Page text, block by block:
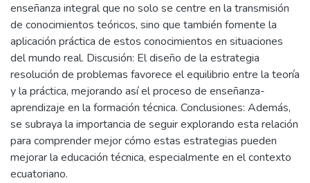
enseñanza integral que no solo se centre en la transmisión
de conocimientos teóricos, sino que también fomente la
aplicación práctica de estos conocimientos en situaciones
del mundo real. Discusión: El diseño de la estrategia
resolución de problemas favorece el equilibrio entre la teoría
y la práctica, mejorando así el proceso de enseñanza-
aprendizaje en la formación técnica. Conclusiones: Además,
se subraya la importancia de seguir explorando esta relación
para comprender mejor cómo estas estrategias pueden
mejorar la educación técnica, especialmente en el contexto
ecuatoriano.